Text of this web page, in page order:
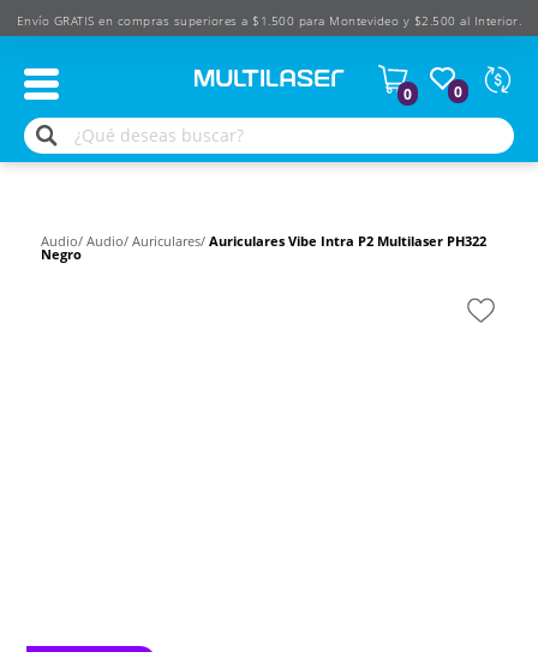
Envío GRATIS en compras superiores a $1.500 para Montevideo y $2.500 al Interior.
Según
$
0
0
Audio/ Audio/ Auriculares/ Auriculares Vibe Intra P2 Multilaser PH322
Negro